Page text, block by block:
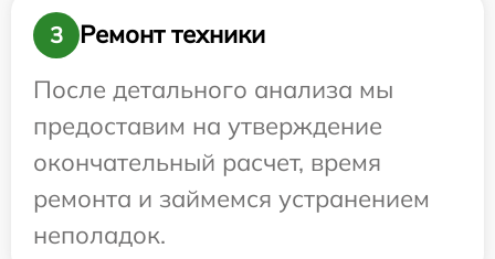
3
Ремонт техники
После детального анализа мы
предоставим на утверждение
окончательный расчет, время
ремонта и займемся устранением
неполадок.